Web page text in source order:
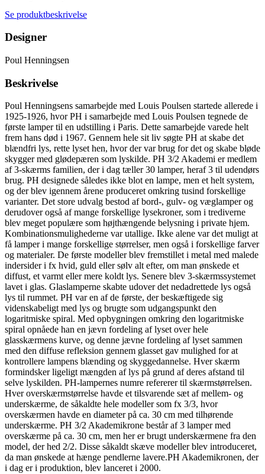
Se produktbeskrivelse
Designer
Poul Henningsen
Beskrivelse
Poul Henningsens samarbejde med Louis Poulsen startede allerede i
1925-1926, hvor PH i samarbejde med Louis Poulsen tegnede de
første lamper til en udstilling i Paris. Dette samarbejde varede helt
frem hans død i 1967. Gennem hele sit liv søgte PH at skabe det
blændfri lys, rette lyset hen, hvor der var brug for det og skabe bløde
skygger med glødepæren som lyskilde. PH 3/2 Akademi er medlem
af 3-skærms familien, der i dag tæller 30 lamper, heraf 3 til udendørs
brug. PH designede således ikke blot en lampe, men et helt system,
og der blev igennem årene produceret omkring tusind forskellige
varianter. Det store udvalg bestod af bord-, gulv- og væglamper og
derudover også af mange forskellige lysekroner, som i trediverne
blev meget populære som højthængende belysning i private hjem.
Kombinationsmulighederne var utallige. Ikke alene var det muligt at
få lamper i mange forskellige størrelser, men også i forskellige farver
og materialer. De første modeller blev fremstillet i metal med malede
indersider i fx hvid, guld eller sølv alt efter, om man ønskede et
diffust, et varmt eller mere koldt lys. Senere blev 3-skærmssystemet
lavet i glas. Glaslamperne skabte udover det nedadrettede lys også
lys til rummet. PH var en af de første, der beskæftigede sig
videnskabeligt med lys og brugte som udgangspunkt den
logaritmiske spiral. Med opbygningen omkring den logaritmiske
spiral opnåede han en jævn fordeling af lyset over hele
glasskærmens kurve, og denne jævne fordeling af lyset sammen
med den diffuse refleksion gennem glasset gav mulighed for at
kontrollere lampens blænding og skyggedannelse. Hver skærm
formindsker ligeligt mængden af lys på grund af deres afstand til
selve lyskilden. PH-lampernes numre refererer til skærmstørrelsen.
Hver overskærmstørrelse havde et tilsvarende sæt af mellem- og
underskærme, de såkaldte hele modeller som fx 3/3, hvor
overskærmen havde en diameter på ca. 30 cm med tilhørende
underskærme. PH 3/2 Akademikrone består af 3 lamper med
overskærme på ca. 30 cm, men her er brugt underskærmene fra den
model, der hed 2/2. Disse såkaldt skæve modeller blev introduceret,
da man ønskede at hænge pendlerne lavere.PH Akademikronen, der
i dag er i produktion, blev lanceret i 2000.